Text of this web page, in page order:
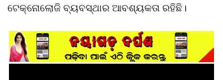
ଟେକ୍ନୋଲୋଜି ବ୍ୟବସ୍ଥାର ଆବଶ୍ୟକତା ରହିଛି।